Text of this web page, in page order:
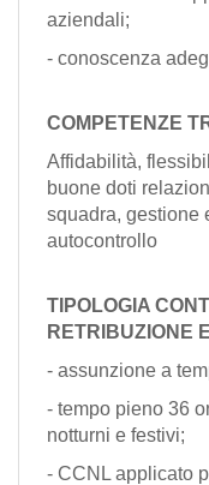
aziendali;
- conoscenza
COMPETENZE
Affidabilità,
buone doti
squadra, gestione
autocontrollo
TIPOLOGIA
RETRIBUZIONE
- assunzione a
- tempo pieno 36
notturni e festivi;
- CCNL applicato